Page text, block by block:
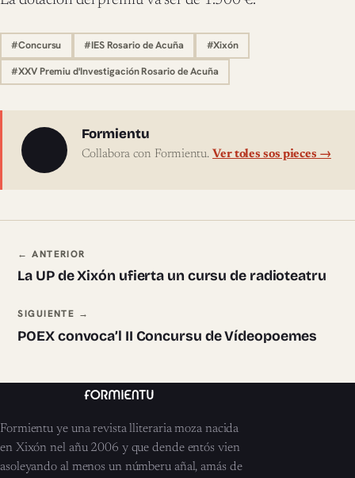
#Concursu #IES Rosario de Acuña #Xixón
#XXV Premiu d'Investigación Rosario de Acuña
Sobre l'autor
Formientu
Collabora con Formientu.Ver toles sos pieces →
Navegación ente pieces
← ANTERIOR
La UP de Xixón ufierta un cursu de radioteatru
SIGUIENTE →
POEX convoca’l II Concursu de Vídeopoemes
Formientu ye una revista lliteraria moza nacida
en Xixón nel añu 2006 y que dende entós vien
asoleyando al menos un númberu añal, amás de